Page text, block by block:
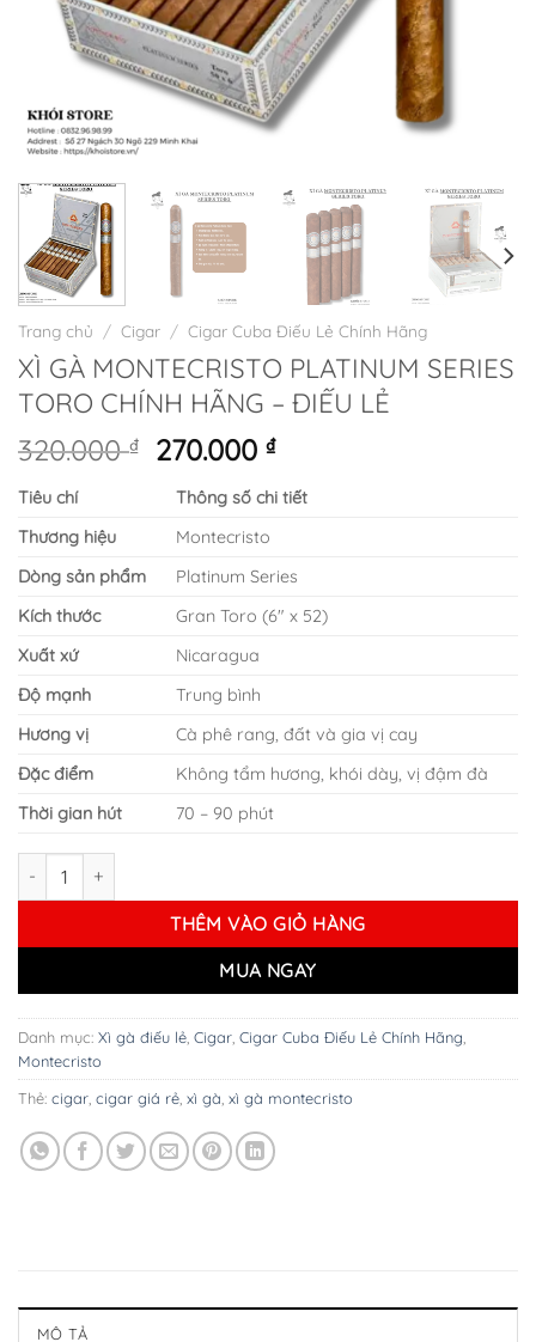
Trang chủ / Cigar / Cigar Cuba Điếu Lẻ Chính Hãng
XÌ GÀ MONTECRISTO PLATINUM SERIES
TORO CHÍNH HÃNG – ĐIẾU LẺ
320.000₫
Giá
là:
320.000 ₫.
270.000₫Giá
tại
270.000 ₫.
Tiêu chí
Thông số chi tiết
Thương hiệu
Montecristo
Dòng sản phẩm
Platinum Series
Kích thước
Gran Toro (6″ x 52)
Xuất xứ
Nicaragua
Độ mạnh
Trung bình
Hương vị
Cà phê rang, đất và gia vị cay
Đặc điểm
Không tẩm hương, khói dày, vị đậm đà
Thời gian hút
70 – 90 phút
THÊM VÀO GIỎ HÀNG
MUA NGAY
Danh mục: Xì gà điếu lẻ, Cigar, Cigar Cuba Điếu Lẻ Chính Hãng,
Montecristo
Thẻ: cigar, cigar giá rẻ, xì gà, xì gà montecristo
MÔ TẢ